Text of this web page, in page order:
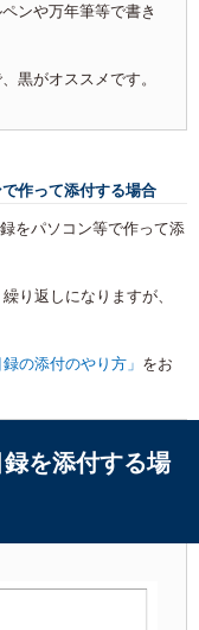
ンや万年筆等で書き
黒がオススメです。
作って添付する場合
をパソコン等で作って添
り返しになりますが、
の添付のやり方」 をお
録を添付する場